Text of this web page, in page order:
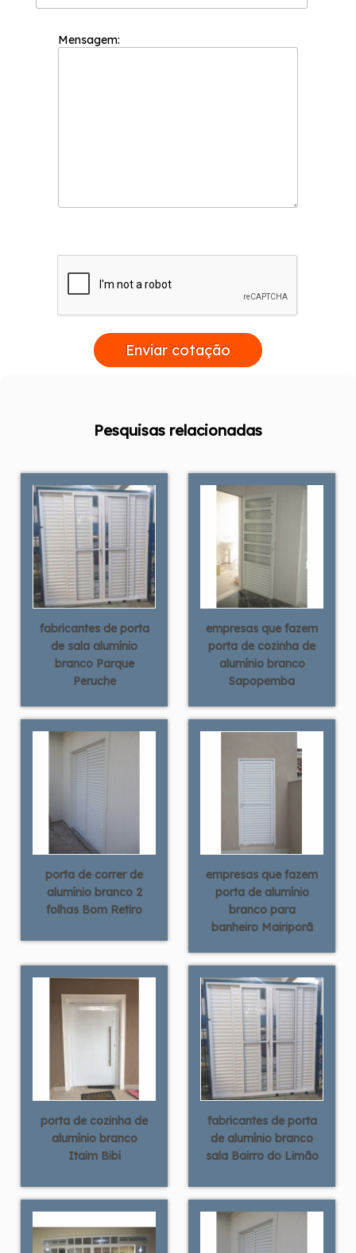
Mensagem:
Enviar cotação
Pesquisas relacionadas
fabricantes de porta
de sala alumínio
branco Parque
Peruche
empresas que fazem
porta de cozinha de
alumínio branco
Sapopemba
porta de correr de
alumínio branco 2
folhas Bom Retiro
empresas que fazem
porta de alumínio
branco para
banheiro Mairiporã
porta de cozinha de
alumínio branco
Itaim Bibi
fabricantes de porta
de alumínio branco
sala Bairro do Limão